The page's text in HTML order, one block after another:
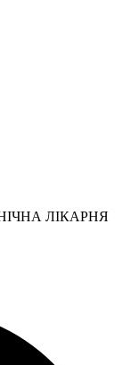
ЛІКАРНЯ